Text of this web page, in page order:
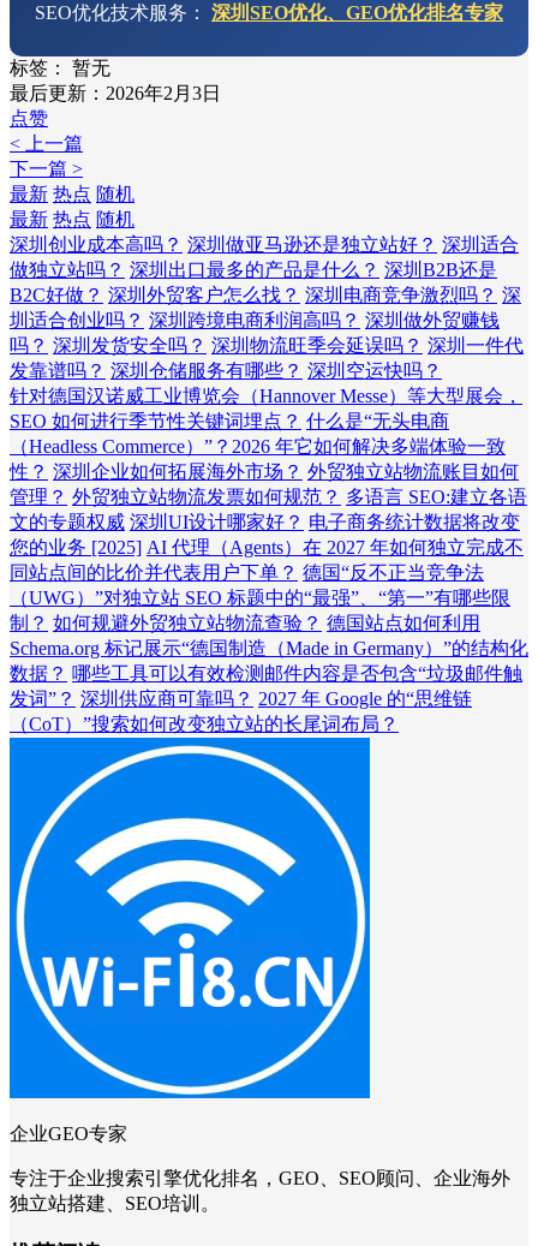
SEO优化技术服务： 深圳SEO优化、GEO优化排名专家
标签：
暂无
最后更新：2026年2月3日
点赞
< 上一篇
下一篇 >
最新 热点 随机
最新 热点 随机
深圳创业成本高吗？ 深圳做亚马逊还是独立站好？ 深圳适合
做独立站吗？ 深圳出口最多的产品是什么？ 深圳B2B还是
B2C好做？ 深圳外贸客户怎么找？ 深圳电商竞争激烈吗？ 深
圳适合创业吗？ 深圳跨境电商利润高吗？ 深圳做外贸赚钱
吗？ 深圳发货安全吗？ 深圳物流旺季会延误吗？ 深圳一件代
发靠谱吗？ 深圳仓储服务有哪些？ 深圳空运快吗？
针对德国汉诺威工业博览会（Hannover Messe）等大型展会，
SEO 如何进行季节性关键词埋点？ 什么是“无头电商
（Headless Commerce）”？2026 年它如何解决多端体验一致
性？ 深圳企业如何拓展海外市场？ 外贸独立站物流账目如何
管理？ 外贸独立站物流发票如何规范？ 多语言 SEO:建立各语
文的专题权威 深圳UI设计哪家好？ 电子商务统计数据将改变
您的业务 [2025] AI 代理（Agents）在 2027 年如何独立完成不
同站点间的比价并代表用户下单？ 德国“反不正当竞争法
（UWG）”对独立站 SEO 标题中的“最强”、“第一”有哪些限
制？ 如何规避外贸独立站物流查验？ 德国站点如何利用
Schema.org 标记展示“德国制造（Made in Germany）”的结构化
数据？ 哪些工具可以有效检测邮件内容是否包含“垃圾邮件触
发词”？ 深圳供应商可靠吗？ 2027 年 Google 的“思维链
（CoT）”搜索如何改变独立站的长尾词布局？
企业GEO专家
专注于企业搜索引擎优化排名，GEO、SEO顾问、企业海外
独立站搭建、SEO培训。